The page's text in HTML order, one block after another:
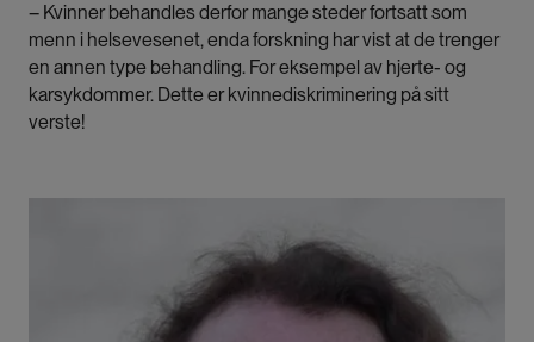
– Kvinner behandles derfor mange steder fortsatt som
menn i helsevesenet, enda forskning har vist at de trenger
en annen type behandling. For eksempel av hjerte- og
karsykdommer. Dette er kvinnediskriminering på sitt
verste!